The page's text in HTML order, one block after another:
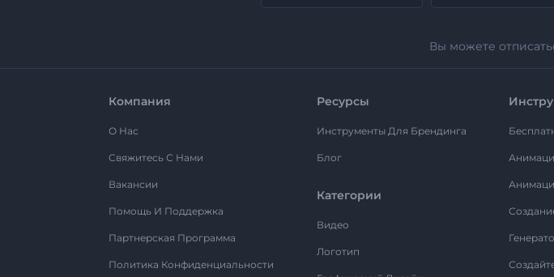
Вы можете
Компания
О Нас
Свяжитесь С Нами
Вакансии
Помощь И Поддержка
Партнерская Программа
Политика Конфиденциальности
Ресурсы
Инструменты Для Брендинга
Блог
Категории
Видео
Логотип